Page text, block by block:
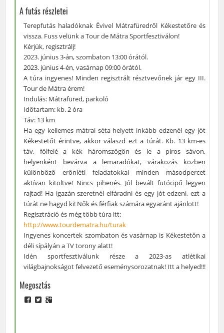
A futás részletei
Terepfutás haladóknak Évivel Mátrafüredről Kékestetőre és
vissza. Fuss velünk a Tour de Mátra Sportfesztiválon!
Kérjük, regisztrálj!
2023. június 3-án, szombaton 13:00 órától.
2023. június 4-én, vasárnap 09:00 órától.
A túra ingyenes! Minden regisztrált résztvevőnek jár egy III.
Tour de Mátra érem!
Indulás: Mátrafüred, parkoló
Időtartam: kb. 2 óra
Táv: 13 km
Ha egy kellemes mátrai séta helyett inkább edzenél egy jót
Kékestetőt érintve, akkor válaszd ezt a túrát. Kb. 13 km-es
táv, fölfelé a kék háromszögön és le a piros sávon,
helyenként bevárva a lemaradókat, várakozás közben
különböző erőnléti feladatokkal minden másodpercet
aktívan kitöltve! Nincs pihenés. Jól bevált futócipő legyen
rajtad! Ha igazán szeretnél elfáradni és egy jót edzeni, ezt a
túrát ne hagyd ki! Nők és férfiak számára egyaránt ajánlott!
Regisztráció és még több túra itt:
http://www.tourdematra.hu/turak
Ingyenes koncertek szombaton és vasárnap is Kékestetőn a
déli sípályán a TV torony alatt!
Idén sportfesztiválunk része a 2023-as atlétikai
világbajnokságot felvezető eseménysorozatnak! Itt a helyed!!!
Megosztás